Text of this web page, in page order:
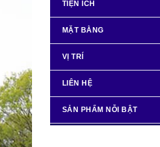
TIỆN ÍCH
MẶT BẰNG
VỊ TRÍ
LIÊN HỆ
SẢN PHẨM NỖI BẬT